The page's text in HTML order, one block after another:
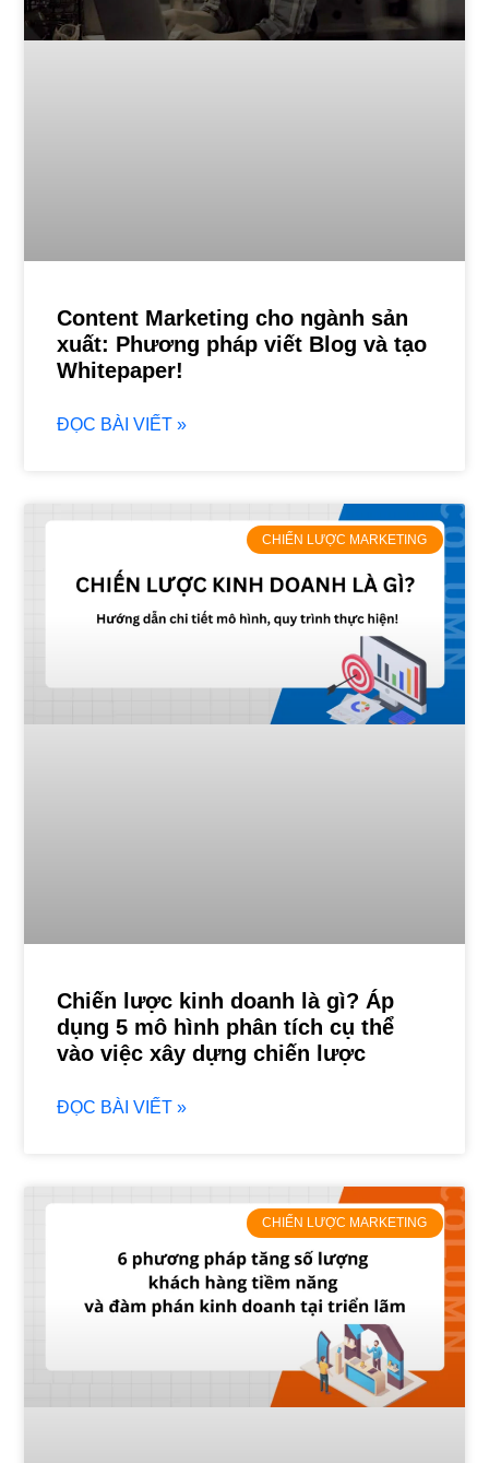
Content Marketing cho ngành sản
xuất: Phương pháp viết Blog và tạo
Whitepaper!
ĐỌC BÀI VIẾT »
CHIẾN LƯỢC MARKETING
Chiến lược kinh doanh là gì? Áp
dụng 5 mô hình phân tích cụ thể
vào việc xây dựng chiến lược
ĐỌC BÀI VIẾT »
CHIẾN LƯỢC MARKETING